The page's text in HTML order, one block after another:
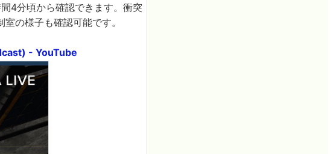
4分頃から確認できます。衝突
の様子も確認可能です。
- YouTube